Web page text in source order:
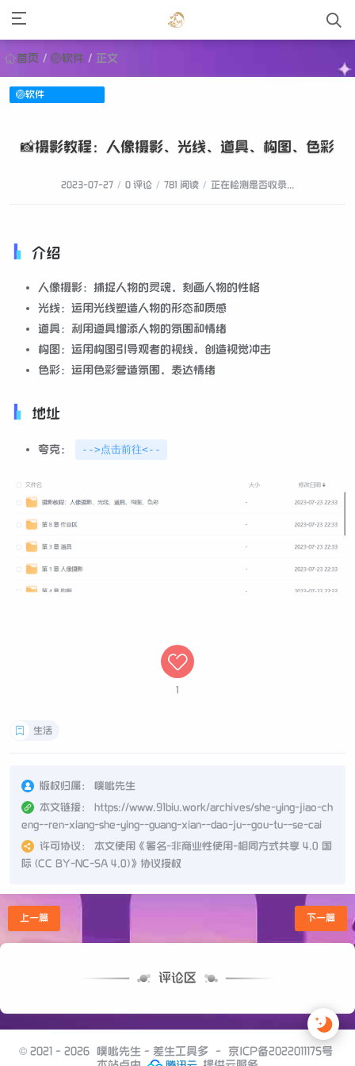
首页 / 🏐软件 / 正文
🏐软件
📸摄影教程：人像摄影、光线、道具、构图、色彩
2023-07-27 / 0 评论 / 781 阅读 / 正在检测是否收录...
介绍
人像摄影：捕捉人物的灵魂，刻画人物的性格
光线：运用光线塑造人物的形态和质感
道具：利用道具增添人物的氛围和情绪
构图：运用构图引导观者的视线，创造视觉冲击
色彩：运用色彩营造氛围，表达情绪
地址
夸克： -->点击前往<--
1
生活
版权归属：
噗呲先生
本文链接：
https://www.91biu.work/archives/she-ying-jiao-ch
eng--ren-xiang-she-ying--guang-xian--dao-ju--gou-tu--se-cai
许可协议：
本文使用《署名-非商业性使用-相同方式共享 4.0 国
际 (CC BY-NC-SA 4.0)》协议授权
上一篇 下一篇
评论区
© 2021 - 2026 噗呲先生 - 差生工具多 - 京ICP备2022011175号